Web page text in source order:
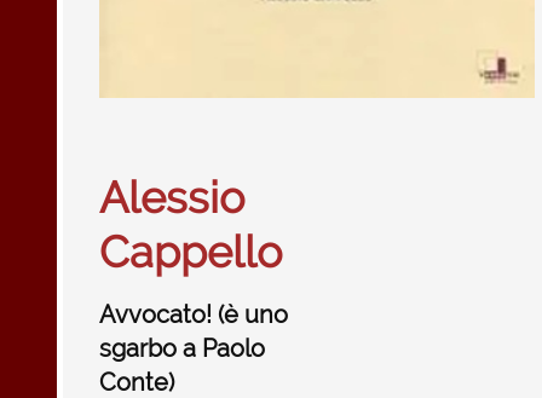
Alessio
Cappello
Avvocato! (è uno
sgarbo a Paolo
Conte)